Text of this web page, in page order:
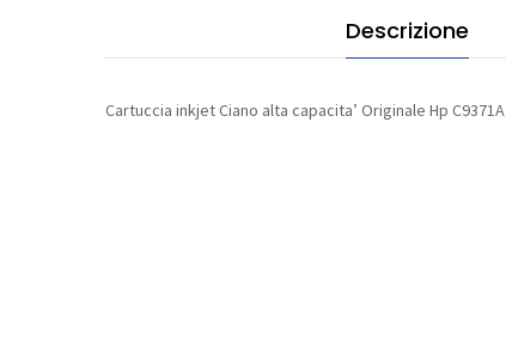
Descrizione
Cartuccia inkjet Ciano alta capacita’ Originale Hp C9371A